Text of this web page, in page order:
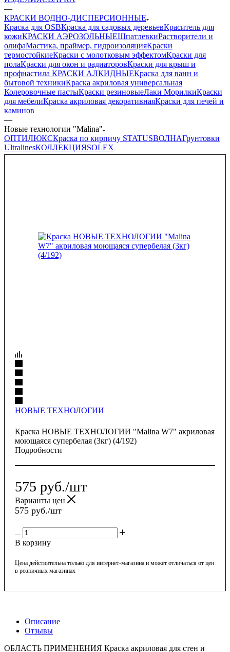
—
КРАСКИ ВОДНО-ДИСПЕРСИОННЫЕ
Краска для OSBКраска для садовых деревьевКраситель для
кожиКРАСКИ АЭРОЗОЛЬНЫЕШпатлевкиРастворители и
олифаМастика, праймер, гидроизоляцияКраски
термостойкиеКраски с молотковым эффектомКраски для
полаКраски для окон и радиаторовКраски для крыш и
профнастила КРАСКИ АЛКИДНЫЕКраска для ванн и
бытовой техникиКраска акриловая универсальная
Колеровочные пастыКраски резиновыеЛаки МорилкиКраски
для мебелиКраска акриловая декоративнаяКраски для печей и
каминов
—
Новые технологии "Malina"
ОПТИЛЮКСКраска по кирпичу STATUSВОЛНАГрунтовки
UltralinesКОЛЛЕКЦИЯSOLEX
НОВЫЕ ТЕХНОЛОГИИ
Краска НОВЫЕ ТЕХНОЛОГИИ "Malina W7" акриловая
моющаяся супербелая (3кг) (4/192)
Подробности
575 руб./шт
Варианты цен
575 руб./шт
В корзину
Цена действительна только для интернет-магазина и может отличаться от цен
в розничных магазинах
Описание
Отзывы
ОБЛАСТЬ ПРИМЕНЕНИЯ Краска акриловая для стен и